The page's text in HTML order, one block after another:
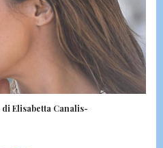
Elisabetta Canalis-